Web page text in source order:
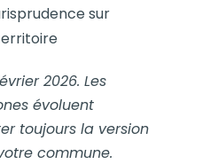
sur
2026. Les
évoluent
toujours la version
commune.